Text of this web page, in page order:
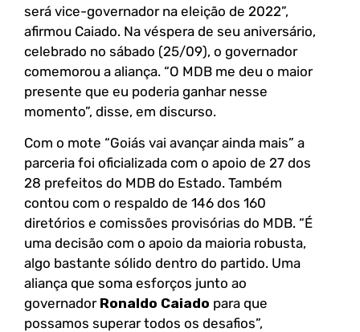
será vice-governador na eleição de 2022”,
afirmou Caiado. Na véspera de seu aniversário,
celebrado no sábado (25/09), o governador
comemorou a aliança. “O MDB me deu o maior
presente que eu poderia ganhar nesse
momento”, disse, em discurso.
Com o mote “Goiás vai avançar ainda mais” a
parceria foi oficializada com o apoio de 27 dos
28 prefeitos do MDB do Estado. Também
contou com o respaldo de 146 dos 160
diretórios e comissões provisórias do MDB. “É
uma decisão com o apoio da maioria robusta,
algo bastante sólido dentro do partido. Uma
aliança que soma esforços junto ao
governador Ronaldo Caiado para que
possamos superar todos os desafios”,